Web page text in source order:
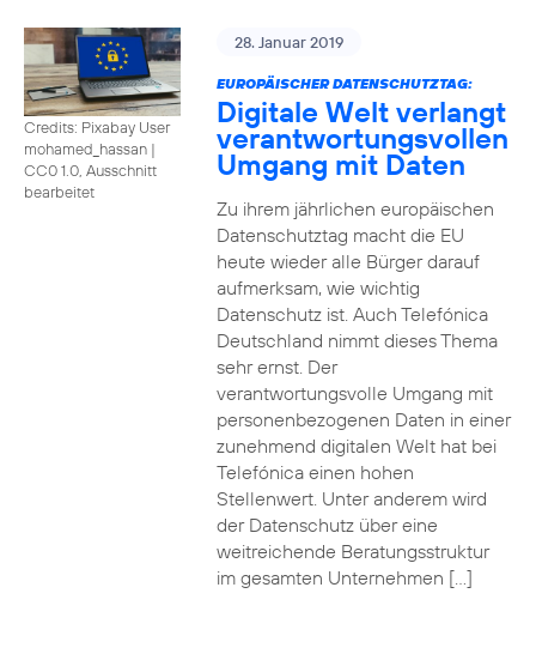
Credits: Pixabay User
mohamed_hassan |
CC0 1.0, Ausschnitt
bearbeitet
28. Januar 2019
EUROPÄISCHER DATENSCHUTZTAG:
Digitale Welt verlangt
verantwortungsvollen
Umgang mit Daten
Zu ihrem jährlichen europäischen
Datenschutztag macht die EU
heute wieder alle Bürger darauf
aufmerksam, wie wichtig
Datenschutz ist. Auch Telefónica
Deutschland nimmt dieses Thema
sehr ernst. Der
verantwortungsvolle Umgang mit
personenbezogenen Daten in einer
zunehmend digitalen Welt hat bei
Telefónica einen hohen
Stellenwert. Unter anderem wird
der Datenschutz über eine
weitreichende Beratungsstruktur
im gesamten Unternehmen […]